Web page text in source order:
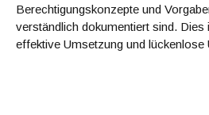
Berechtigungskonzepte und
verständlich dokumentiert sind. Dies
effektive Umsetzung und lückenlose